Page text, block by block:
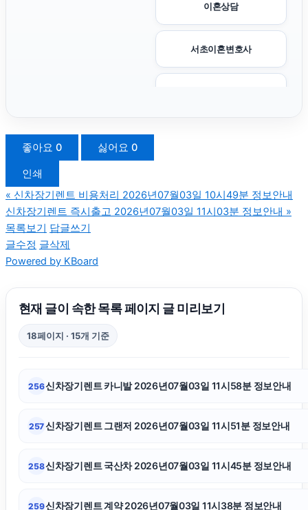
이혼상담
서초이혼변호사
강아지보호소
신용카드현금화
용인음주운전변호사
수원음주운전변호사
좋아요 0 싫어요 0
인쇄
« 신차장기렌트 비용처리 2026년07월03일 10시49분 정보안내
신차장기렌트 즉시출고 2026년07월03일 11시03분 정보안내 »
목록보기 답글쓰기
글수정 글삭제
Powered by KBoard
현재 글이 속한 목록 페이지 글 미리보기
18페이지 · 15개 기준
256신차장기렌트 카니발 2026년07월03일 11시58분 정보안내
257신차장기렌트 그랜저 2026년07월03일 11시51분 정보안내
258신차장기렌트 국산차 2026년07월03일 11시45분 정보안내
259신차장기렌트 계약 2026년07월03일 11시38분 정보안내